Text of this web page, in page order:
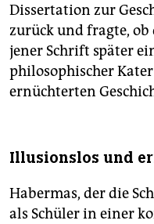
Dissertation zur
zurück und fragte, ob
jener Schrift später
philosophischer
ernüchterten
Illusionslos und
Habermas, der die
als Schüler in einer